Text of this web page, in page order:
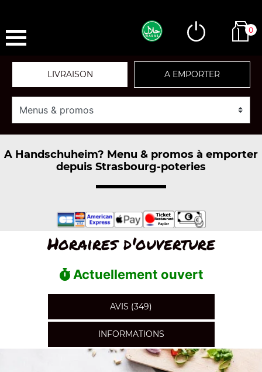
0
LIVRAISON A EMPORTER
A Handschuheim? Menu & promos à emporter
depuis Strasbourg-poteries
Horaires d'ouverture
Actuellement ouvert
AVIS (349)
INFORMATIONS